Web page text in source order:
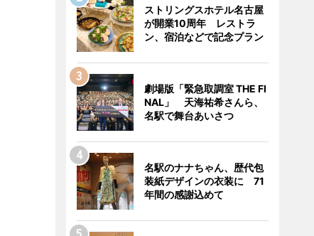
ストリングスホテル名古屋
が開業10周年 レストラ
ン、宿泊などで記念プラン
劇場版「緊急取調室 THE FI
NAL」 天海祐希さんら、
名駅で舞台あいさつ
名駅のナナちゃん、歴代包
装紙デザインの衣装に 71
年間の感謝込めて